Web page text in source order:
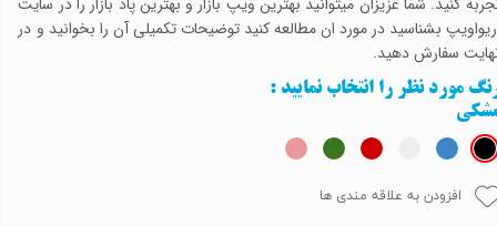
بشناسید در مورد ان مطالعه کنید توضیحات تکمیلی آن را بخوانید و در
سفارش دهید.
مورد نظر را انتخاب نمایید :
افزودن به علاقه مندی ها